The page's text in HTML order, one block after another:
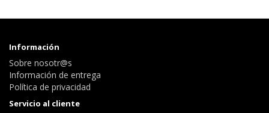
Información
Sobre nosotr@s
Información de entrega
Política de privacidad
Servicio al cliente